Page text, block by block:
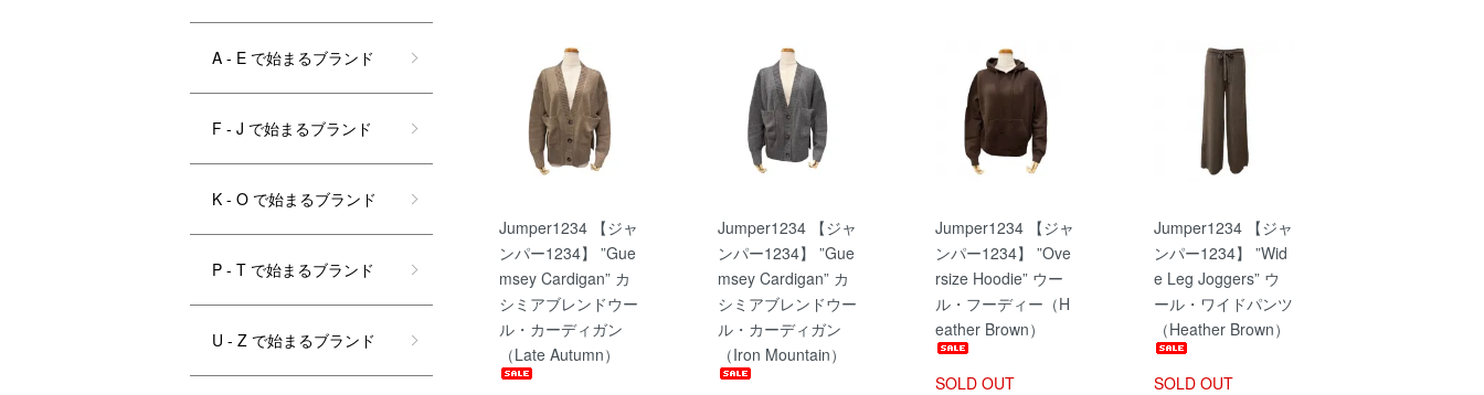
Jumper1234 【ジャ
ンパー1234】 ”Gue
msey Cardigan” カ
シミアブレンドウー
ル・カーディガン
（Late Autumn）
Jumper1234 【ジャ
ンパー1234】 ”Gue
msey Cardigan” カ
シミアブレンドウー
ル・カーディガン
（Iron Mountain）
Jumper1234 【ジャ
ンパー1234】 ”Ove
rsize Hoodie” ウー
ル・フーディー（H
eather Brown）
SOLD OUT
Jumper1234 【ジャ
ンパー1234】 ”Wid
e Leg Joggers” ウ
ール・ワイドパンツ
（Heather Brown）
SOLD OUT
A - E で始まるブランド
F - J で始まるブランド
K - O で始まるブランド
P - T で始まるブランド
U - Z で始まるブランド